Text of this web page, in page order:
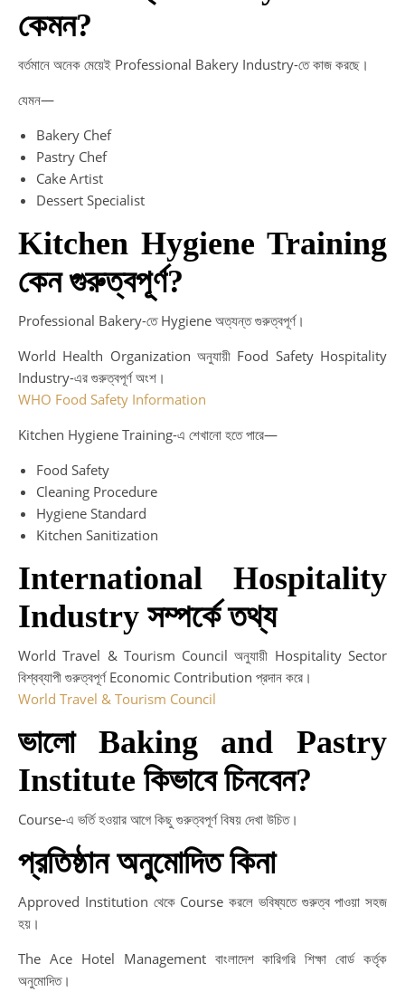
কেমন?
বর্তমানে অনেক মেয়েই Professional Bakery Industry-তে কাজ করছে।
যেমন—
Bakery Chef
Pastry Chef
Cake Artist
Dessert Specialist
Kitchen Hygiene Training
কেন গুরুত্বপূর্ণ?
Professional Bakery-তে Hygiene অত্যন্ত গুরুত্বপূর্ণ।
World Health Organization অনুযায়ী Food Safety Hospitality
Industry-এর গুরুত্বপূর্ণ অংশ।
WHO Food Safety Information
Kitchen Hygiene Training-এ শেখানো হতে পারে—
Food Safety
Cleaning Procedure
Hygiene Standard
Kitchen Sanitization
International Hospitality
Industry সম্পর্কে তথ্য
World Travel & Tourism Council অনুযায়ী Hospitality Sector
বিশ্বব্যাপী গুরুত্বপূর্ণ Economic Contribution প্রদান করে।
World Travel & Tourism Council
ভালো Baking and Pastry
Institute কিভাবে চিনবেন?
Course-এ ভর্তি হওয়ার আগে কিছু গুরুত্বপূর্ণ বিষয় দেখা উচিত।
প্রতিষ্ঠান অনুমোদিত কিনা
Approved Institution থেকে Course করলে ভবিষ্যতে গুরুত্ব পাওয়া সহজ
হয়।
The Ace Hotel Management বাংলাদেশ কারিগরি শিক্ষা বোর্ড কর্তৃক
অনুমোদিত।